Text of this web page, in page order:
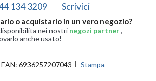
134 3209 Scrivici
o acquistarlo in un vero negozio?
nei nostri negozi partner,
anche usato!
EAN: 6936257207043 Stampa